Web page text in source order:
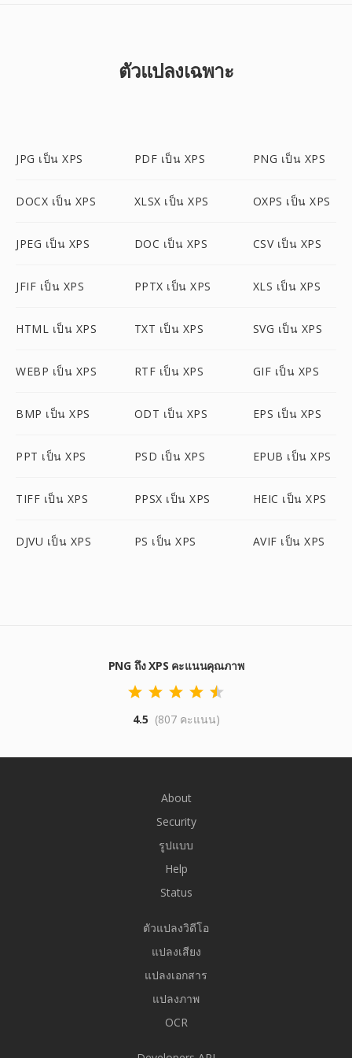
ตัวแปลงเฉพาะ
JPG เป็น XPS PDF เป็น XPS PNG เป็น XPS
DOCX เป็น XPS XLSX เป็น XPS OXPS เป็น XPS
JPEG เป็น XPS DOC เป็น XPS CSV เป็น XPS
JFIF เป็น XPS PPTX เป็น XPS XLS เป็น XPS
HTML เป็น XPS TXT เป็น XPS SVG เป็น XPS
WEBP เป็น XPS RTF เป็น XPS GIF เป็น XPS
BMP เป็น XPS ODT เป็น XPS EPS เป็น XPS
PPT เป็น XPS PSD เป็น XPS EPUB เป็น XPS
TIFF เป็น XPS PPSX เป็น XPS HEIC เป็น XPS
DJVU เป็น XPS PS เป็น XPS AVIF เป็น XPS
PNG ถึง XPS คะแนนคุณภาพ
4.5 (807 คะแนน)
About
Security
รูปแบบ
Help
Status
ตัวแปลงวิดีโอ
แปลงเสียง
แปลงเอกสาร
แปลงภาพ
OCR